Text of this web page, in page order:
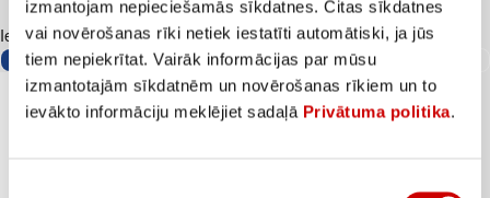
izmantojam nepieciešamās sīkdatnes. Citas sīkdatnes
vai novērošanas rīki netiek iestatīti automātiski, ja jūs
tiem nepiekrītat. Vairāk informācijas par mūsu
izmantotajām sīkdatnēm un novērošanas rīkiem un to
ievākto informāciju meklējiet sadaļā Privātuma politika.
Iesakām ar